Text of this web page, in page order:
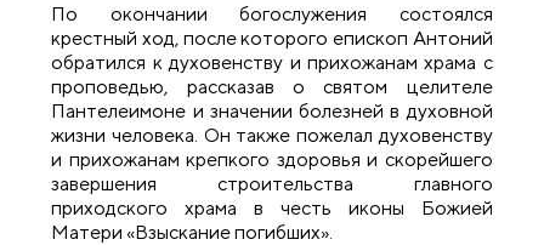
По окончании богослужения состоялся
крестный ход, после которого епископ Антоний
обратился к духовенству и прихожанам храма с
проповедью, рассказав о святом целителе
Пантелеимоне и значении болезней в духовной
жизни человека. Он также пожелал духовенству
и прихожанам крепкого здоровья и скорейшего
завершения строительства главного
приходского храма в честь иконы Божией
Матери «Взыскание погибших».